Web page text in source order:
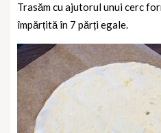
Trasăm cu ajutorul unui cerc
împărțită în 7 părți egale.